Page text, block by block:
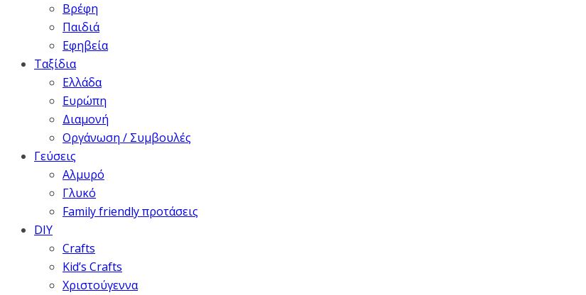
Βρέφη
Παιδιά
Εφηβεία
Ταξίδια
Ελλάδα
Ευρώπη
Διαμονή
Οργάνωση / Συμβουλές
Γεύσεις
Αλμυρό
Γλυκό
Family friendly προτάσεις
DIY
Crafts
Kid’s Crafts
Χριστούγεννα